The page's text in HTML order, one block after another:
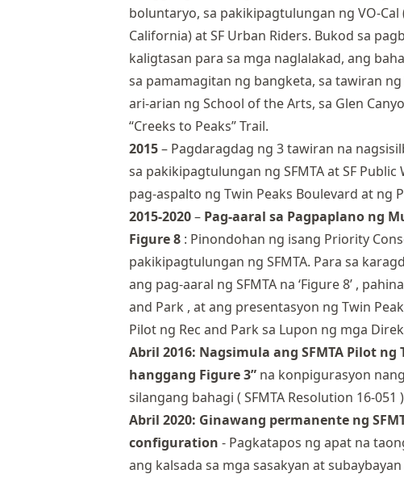
boluntaryo, sa pakikipagtulungan ng VO-
California) at SF Urban Riders. Bukod sa
kaligtasan para sa mga naglalakad, ang
sa pamamagitan ng bangketa, sa tawiran
ari-arian ng School of the Arts, sa Glen
“Creeks to Peaks” Trail.
2015– Pagdaragdag ng 3 tawiran na
sa pakikipagtulungan ng SFMTA at SF
pag-aspalto ng Twin Peaks Boulevard at ng
2015-2020– Pag-aaral sa Pagpaplano ng
Figure 8 : Pinondohan ng isang Priority
pakikipagtulungan ng SFMTA. Para sa
ang pag-aaral ng SFMTA na ‘Figure 8’ ,
and Park , atang presentasyon ng Twin
Pilot ng Rec and Park sa Lupon ng mga
Abril 2016: Nagsimula ang SFMTA Pilot ng
hanggang Figure 3” na konpigurasyon
silangang bahagi ( SFMTA Resolution 16-051
Abril 2020: Ginawang permanente ng
configuration - Pagkatapos ng apat na
ang kalsada sa mga sasakyan at